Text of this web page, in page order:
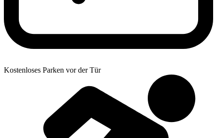
Kostenloses Parken vor der Tür